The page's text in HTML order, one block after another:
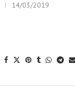
14/03/2019